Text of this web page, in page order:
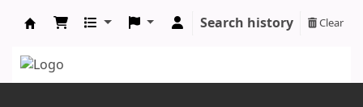
Search history Clear